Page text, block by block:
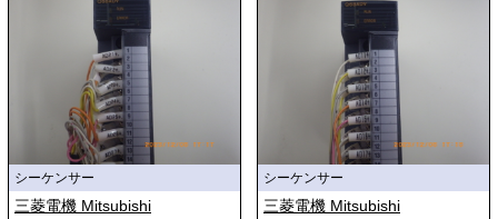
シーケンサー
三菱電機 Mitsubishi
シーケンサー
三菱電機 Mitsubishi